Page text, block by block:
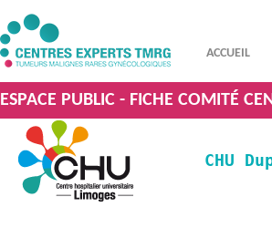
ACCUEIL
ESPACE PUBLIC - FICHE COMITÉ
CHU